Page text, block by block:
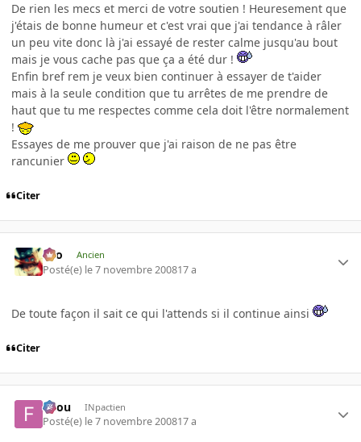
De rien les mecs et merci de votre soutien ! Heuresement que
j'étais de bonne humeur et c'est vrai que j'ai tendance à râler
un peu vite donc là j'ai essayé de rester calme jusqu'au bout
mais je vous cache pas que ça a été dur !
Enfin bref rem je veux bien continuer à essayer de t'aider
mais à la seule condition que tu arrêtes de me prendre de
haut que tu me respectes comme cela doit l'être normalement
!
Essayes de me prouver que j'ai raison de ne pas être
rancunier
Citer
eYo Ancien
Posté(e) le 7 novembre 200817 a
De toute façon il sait ce qui l'attends si il continue ainsi
Citer
falou INpactien
Posté(e) le 7 novembre 200817 a